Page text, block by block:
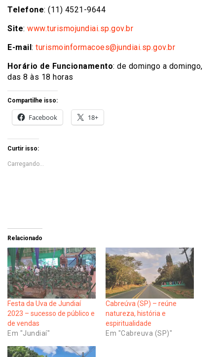
Telefone: (11) 4521-9644
Site: www.turismojundiai.sp.gov.br
E-mail : turismoinformacoes@jundiai.sp.gov.br
Horário de Funcionamento: de domingo a domingo,
das 8 às 18 horas
Compartilhe isso:
Facebook 18+
Curtir isso:
Carregando...
Relacionado
Festa da Uva de Jundiaí
2023 – sucesso de público e
de vendas
Em "Jundiaí"
Cabreúva (SP) – reúne
natureza, história e
espiritualidade
Em "Cabreuva (SP)"